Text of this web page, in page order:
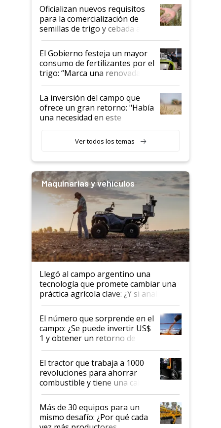
Oficializan nuevos requisitos
para la comercialización de
semillas de trigo y cebada a
granel
El Gobierno festeja un mayor
consumo de fertilizantes por el
trigo: “Marca una renovada
confianza de los productores”
La inversión del campo que
ofrece un gran retorno: "Había
una necesidad en este
Ver todos los temas
Maquinarias y vehículos
Llegó al campo argentino una
tecnología que promete cambiar una
práctica agrícola clave: ¿Y si analizar
el suelo fuera tan simple como
apretar un botón?
El número que sorprende en el
campo: ¿Se puede invertir US$
1 y obtener un retorno de
hasta US$ 10 en agricultura?
El tractor que trabaja a 1000
revoluciones para ahorrar
combustible y tiene una cabina
que parece una computadora:
lo último en el mundo,
disponible en Argentina
Más de 30 equipos para un
mismo desafío: ¿Por qué cada